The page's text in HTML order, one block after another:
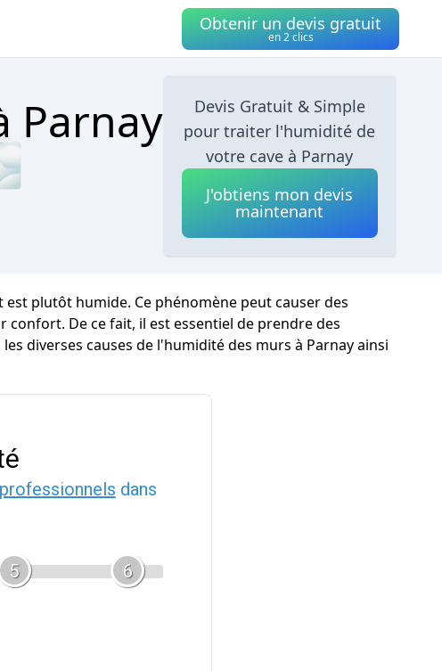
Obtenir un devis gratuit
en 2 clics
Parnay
Devis Gratuit & Simple
pour traiter l'humidité de
votre cave à Parnay
J'obtiens mon devis
maintenant
plutôt humide. Ce phénomène peut causer des
De ce fait, il est essentiel de prendre des
diverses causes de l'humidité des murs à Parnay ainsi
professionnels dans
5 6